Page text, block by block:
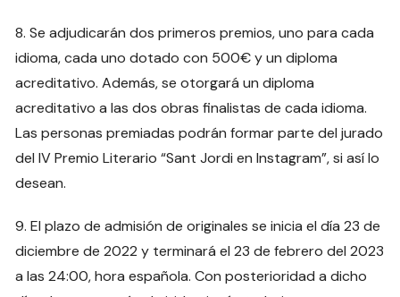
8. Se adjudicarán dos primeros premios, uno para cada
idioma, cada uno dotado con 500€ y un diploma
acreditativo. Además, se otorgará un diploma
acreditativo a las dos obras finalistas de cada idioma.
Las personas premiadas podrán formar parte del jurado
del IV Premio Literario “Sant Jordi en Instagram”, si así lo
desean.
9. El plazo de admisión de originales se inicia el día 23 de
diciembre de 2022 y terminará el 23 de febrero del 2023
a las 24:00, hora española. Con posterioridad a dicho